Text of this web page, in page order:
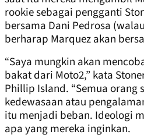
rookie sebagai pengganti
bersama Dani Pedrosa
berharap Marquez akan
“Saya mungkin akan
bakat dari Moto2,” kata
Phillip Island. “Semua orang
kedewasaan atau
itu menjadi beban. Ideologi
apa yang mereka inginkan.